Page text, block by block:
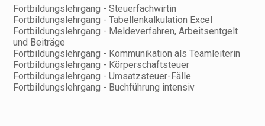
Fortbildungslehrgang - Steuerfachwirtin
Fortbildungslehrgang - Tabellenkalkulation Excel
Fortbildungslehrgang - Meldeverfahren, Arbeitsentgelt
und Beiträge
Fortbildungslehrgang - Kommunikation als Teamleiterin
Fortbildungslehrgang - Körperschaftsteuer
Fortbildungslehrgang - Umsatzsteuer-Fälle
Fortbildungslehrgang - Buchführung intensiv